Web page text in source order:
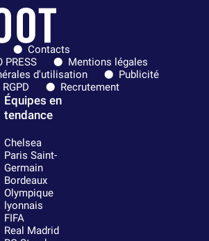
Contacts
PRESS
Mentions légales
d'utilisation
Publicité
Recrutement
Équipes en
tendance
Chelsea
Paris Saint-
Germain
Bordeaux
Olympique
lyonnais
FIFA
Real Madrid